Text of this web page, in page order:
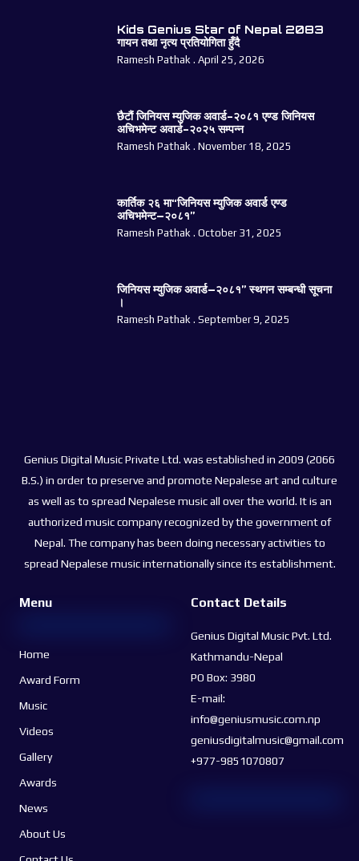
Kids Genius Star of Nepal 2083
गायन तथा नृत्य प्रतियोगिता हुँदै
Ramesh Pathak April 25, 2026
छैटौं जिनियस म्युजिक अवार्ड-२०८१ एण्ड जिनियस
अचिभमेन्ट अवार्ड-२०२५ सम्पन्न
Ramesh Pathak November 18, 2025
कार्तिक २६ मा“जिनियस म्युजिक अवार्ड एण्ड
अचिभमेन्ट–२०८१”
Ramesh Pathak October 31, 2025
जिनियस म्युजिक अवार्ड–२०८१” स्थगन सम्बन्धी सूचना
।
Ramesh Pathak September 9, 2025
Genius Digital Music Private Ltd. was established in 2009 (2066
B.S.) in order to preserve and promote Nepalese art and culture
as well as to spread Nepalese music all over the world. It is an
authorized music company recognized by the government of
Nepal. The company has been doing necessary activities to
spread Nepalese music internationally since its establishment.
Menu
Home
Award Form
Music
Videos
Gallery
Awards
News
About Us
Contact Details
Genius Digital Music Pvt. Ltd.
Kathmandu-Nepal
PO Box: 3980
E-mail:
info@geniusmusic.com.np
geniusdigitalmusic@gmail.com
+977-9851070807